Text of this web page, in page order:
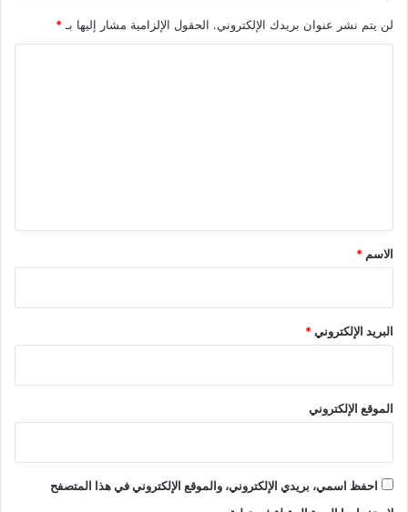
لن يتم نشر عنوان بريدك الإلكتروني. الحقول الإلزامية مشار إليها بـ *
*
الاسم *
البريد الإلكتروني*
الموقع الإلكتروني
احفظ اسمي، بريدي الإلكتروني، والموقع الإلكتروني في هذا المتصفح